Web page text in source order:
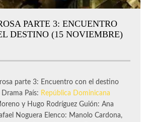
PARTE 3: ENCUENTRO
DESTINO (15 NOVIEMBRE)
parte 3: Encuentro con el destino
País: República Dominicana
y Hugo Rodríguez Guión: Ana
Noguera Elenco: Manolo Cardona,